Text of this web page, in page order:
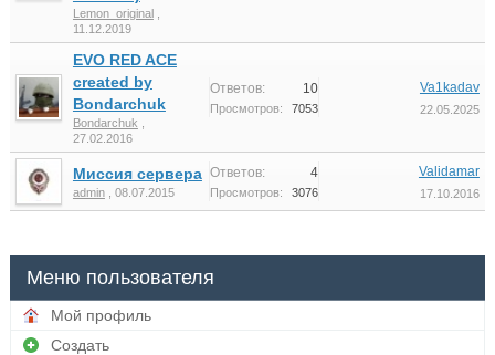
Lemon_original
11.12.2019
EVO RED ACE
created by
Bondarchuk
Bondarchuk
27.02.2016
Ответов: 10
Просмотров: 7053
Va1kadav
22.05.2025
Миссия сервера
admin 08.07.2015
Ответов: 4
Просмотров: 3076
Validamar
17.10.2016
Меню пользователя
Мой профиль
Создать